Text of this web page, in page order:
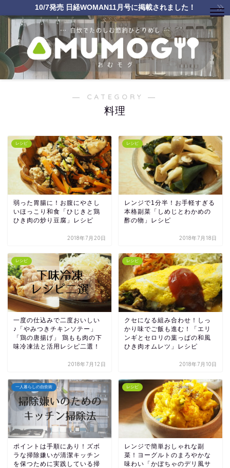
10/7発売 日経WOMAN11月号に掲載されました！
― CATEGORY ―
料理
レシピ
弱った胃腸に！お腹にやさし
いほっこり和食「ひじきと鶏
ひき肉の炒り豆腐」レシピ
2018年7月20日
レシピ
レンジで1分半！お手軽すぎる
本格副菜「しめじとわかめの
酢の物」レシピ
2018年7月18日
レシピ
一度の仕込みで二度おいしい
♪「やみつきチキンソテー」
「鶏の唐揚げ」 鶏もも肉の下
味冷凍法と活用レシピ二選！
2018年7月12日
レシピ
クセになる組み合わせ！しっ
かり味でご飯も進む！「エリ
ンギとセロリの葉っぱの和風
ひき肉オムレツ」レシピ
2018年7月10日
一人暮らしの自炊術
ポイントは手順にあり！ズボ
ラな掃除嫌いが清潔キッチン
を保つために実践している掃
レシピ
レンジで簡単おしゃれな副
菜！ヨーグルトのまろやかな
味わい「かぼちゃのデリ風サ